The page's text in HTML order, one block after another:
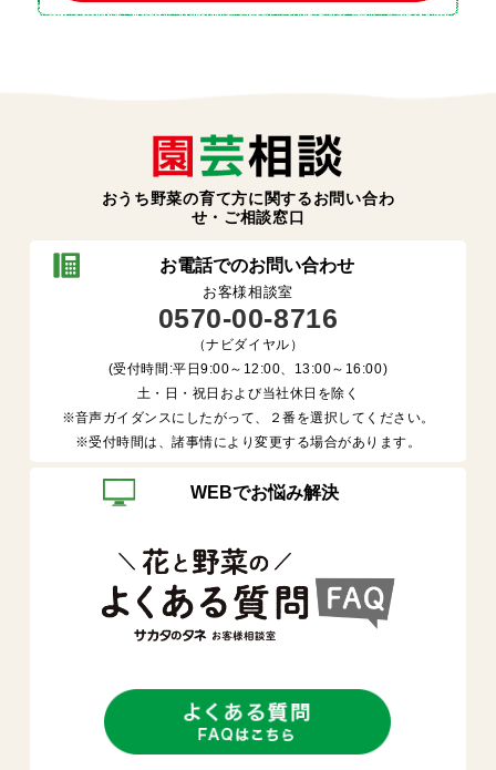
おうち野菜の育て方に関するお問い合わ
せ・ご相談窓口
お電話でのお問い合わせ
お客様相談室
0570-00-8716
（ナビダイヤル）
(受付時間:平日9:00～12:00、13:00～16:00)
土・日・祝日および当社休日を除く
※音声ガイダンスにしたがって、２番を選択してください。
※受付時間は、諸事情により変更する場合があります。
WEBでお悩み解決